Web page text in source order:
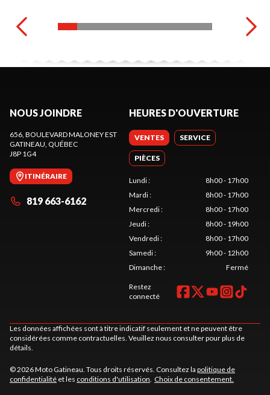
NOUS JOINDRE
656, BOULEVARD MALONEY EST
GATINEAU , QUÉBEC
J8P 1G4
ITINÉRAIRE
819 663-6162
HEURES D'OUVERTURE
VENTES SERVICE
PIÈCES
Lundi:
8h00 - 17h00
Mardi:
8h00 - 17h00
Mercredi:
8h00 - 17h00
Jeudi:
8h00 - 19h00
Vendredi:
8h00 - 17h00
Samedi:
9h00 - 12h00
Dimanche: Fermé
Restez
connecté
Les données affichées sont à titre indicatif seulement et ne peuvent être
considérées comme contractuelles. Veuillez nous consulter pour plus de
détails.
© 2026 Moto Gatineau. Tous droits réservés. Consultez la politique de
confidentialité et les conditions d'utilisation Choix de consentement.